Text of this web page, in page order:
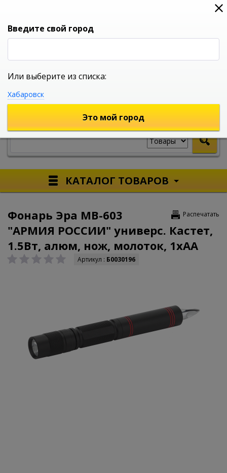
0
УНИВЕРСАЛЬНЫЙ ИНТЕРНЕТ МАГАЗИН
КАТАЛОГ ТОВАРОВ
Распечатать
Фонарь Эра MB-603
"АРМИЯ РОССИИ" универс. Кастет,
1.5Вт, алюм, нож, молоток, 1хАА
Артикул : Б0030196
Введите свой город
Или выберите из списка:
Хабаровск
Это мой город